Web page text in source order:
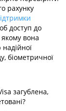
рахунку
доступ до
вона
біометричної
загублена,